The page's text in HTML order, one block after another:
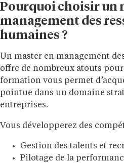
Pourquoi choisir un
management des
humaines ?
Un master en management
offre de nombreux atouts
formation vous permet
pointue dans un domaine
entreprises.
Vous développerez des
Gestion des talents et
Pilotage de la